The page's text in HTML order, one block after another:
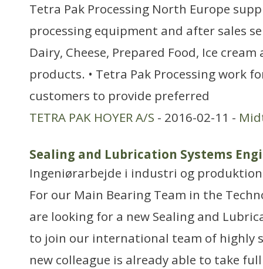
Tetra Pak Processing North Europe
processing equipment and after sales
Dairy, Cheese, Prepared Food, Ice cream
products. • Tetra Pak Processing work
customers to provide preferred
TETRA PAK HOYER A/S - 2016-02-11 -
Sealing and Lubrication Systems
Ingeniørarbejde i industri og produktion
For our Main Bearing Team in the
are looking for a new Sealing and
to join our international team of highly
new colleague is already able to take